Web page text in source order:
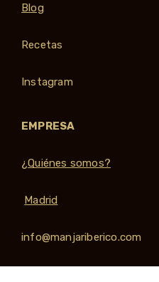
Blog
Recetas
Instagram
EMPRESA
¿Quiénes somos?
Madrid
info@manjariberico.com